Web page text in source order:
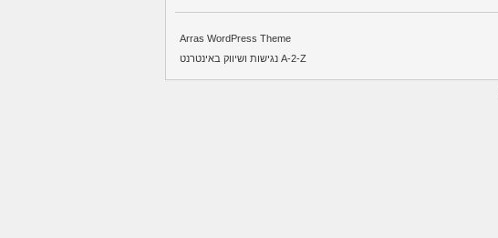
Arras WordPress Theme
A-2-Z נגישות ושיווק באינטרנט